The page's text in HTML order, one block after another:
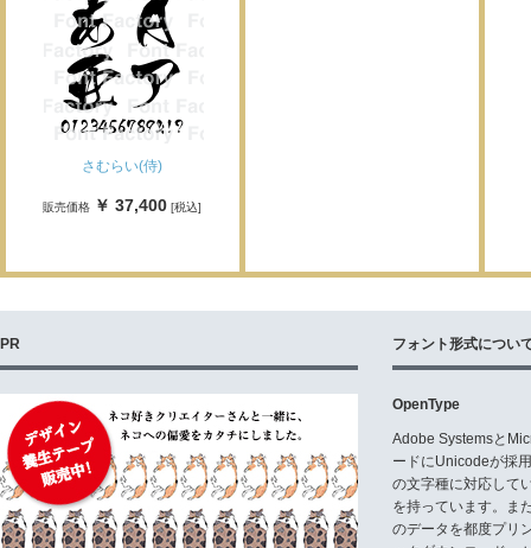
さむらい(侍)
販売価格 ￥ 37,400 [税込]
PR フォント形式につい
OpenType
Adobe Systemsと
ードにUnicodeが採
の文字種に対応して
を持っています。ま
のデータを都度プリ